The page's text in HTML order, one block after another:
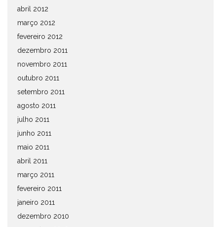
abril 2012
março 2012
fevereiro 2012
dezembro 2011
novembro 2011
outubro 2011
setembro 2011
agosto 2011
julho 2011
junho 2011
maio 2011
abril 2011
março 2011
fevereiro 2011
janeiro 2011
dezembro 2010